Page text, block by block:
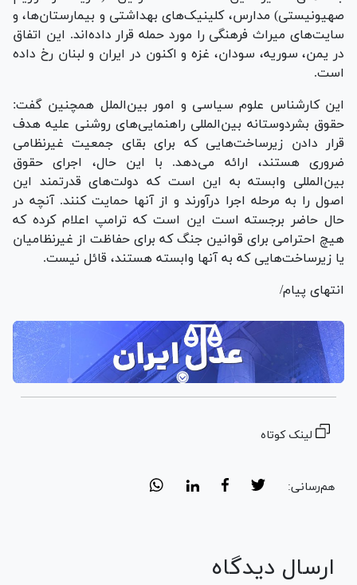
صهیونیستی) مدارس، کلینیک‌های بهداشتی و بیمارستان‌ها، و
سایت‌های میراث فرهنگی را مورد حمله قرار داده‌اند. این اتفاق
در یمن، سوریه، سودان، غزه و اکنون در ایران و لبنان رخ داده
است.
این کارشناس علوم سیاسی و امور بین‌الملل همچنین گفت:
حقوق بشردوستانه بین‌المللی راهنمایی‌های روشنی علیه هدف
قرار دادن زیرساخت‌هایی که برای بقای جمعیت غیرنظامی
ضروری هستند، ارائه می‌دهد. با این حال، اجرای حقوق
بین‌المللی وابسته به این است که دولت‌های قدرتمند این
اصول را به مرحله اجرا درآورند و از آنها حمایت کنند. آنچه در
حال حاضر برجسته است این است که ترامپ اعلام کرده که
هیچ احترامی برای قوانین جنگ که برای حفاظت از غیرنظامیان
یا زیرساخت‌هایی که به آنها وابسته هستند، قائل نیست.
انتهای پیام/
لینک کوتاه
هم‌رسانی:
ارسال دیدگاه